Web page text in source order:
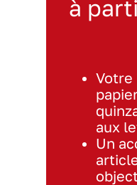
à
Votre
aux
Un